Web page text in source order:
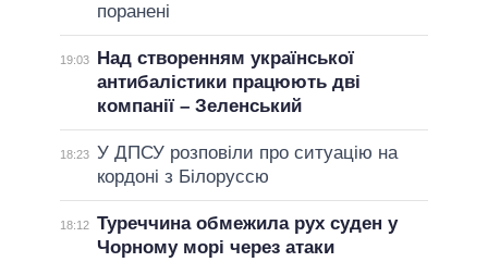
поранені
19:03
Над створенням української
антибалістики працюють дві
компанії – Зеленський
18:23 У ДПСУ розповіли про ситуацію на
кордоні з Білоруссю
18:12 Туреччина обмежила рух суден у
Чорному морі через атаки